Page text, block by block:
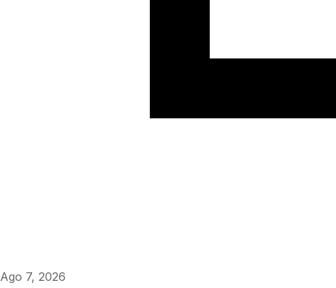
Ago 7, 2026